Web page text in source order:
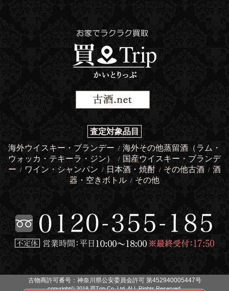
査定対象品目
海外ウイスキー・ブランデー / 海外その他蒸留酒（ラム・
ウォッカ・テキーラ・ジン）
/ 国産ウイスキー・ブランデ
ー / ワイン・シャンパン / 日本酒・焼酎 / その他古酒 / 酒
器・空きボトル / その他
古物商許可番号：神奈川県公安委員会許可 第452940005447号
copyright© 2018 買Trip Co.,Ltd. ALL Rights Reserved.